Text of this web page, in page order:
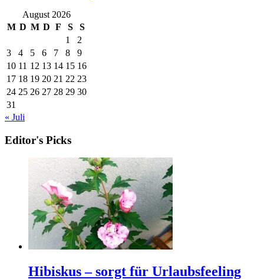
August 2026
M D M D F S
S
1
2
3
4 5 6 7 8
9
10 11 12 13 14 15 16
17 18 19 20 21 22 23
24 25 26 27 28 29 30
31
« Juli
Editor's Picks
Hibiskus – sorgt für Urlaubsfeeling